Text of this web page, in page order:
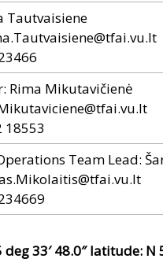
Tautvaisiene
Rima Mikutavičienė
18553
Team Lead:
33′ 48.0″ latitude: N